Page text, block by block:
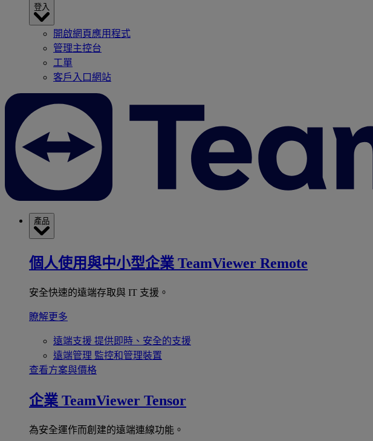
登入
開啟網頁應用程式
管理主控台
工單
客戶入口網站
產品
個人使用與中小型企業 TeamViewer Remote
安全快速的遠端存取與 IT 支援。
瞭解更多
遠端支援 提供即時、安全的支援
遠端管理 監控和管理裝置
查看方案與價格
企業 TeamViewer Tensor
為安全運作而創建的遠端連線功能。